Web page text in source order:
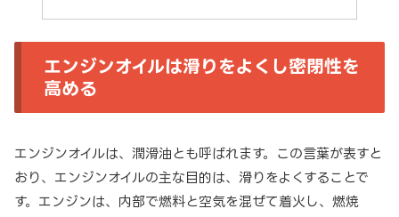
エンジンオイルは滑りをよくし密閉性を
高める
エンジンオイルは、潤滑油とも呼ばれます。この言葉が表すと
おり、エンジンオイルの主な目的は、滑りをよくすることで
す。エンジンは、内部で燃料と空気を混ぜて着火し、燃焼